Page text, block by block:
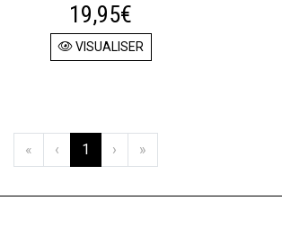
19,95€
VISUALISER
« ‹ 1 › »